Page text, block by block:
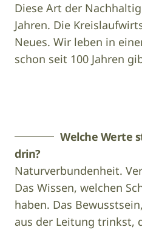
Diese Art der
Jahren. Die
Neues. Wir leben in
schon seit 100 Jahren
Welche Werte
drin?
Naturverbundenheit.
Das Wissen, welchen
haben. Das
aus der Leitung trinkst,